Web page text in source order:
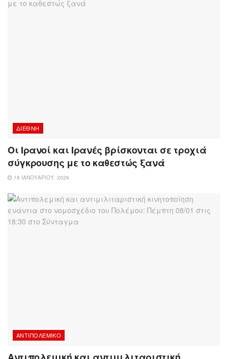
ΔΙΕΘΝΉ
Οι Ιρανοί και Ιρανές βρίσκονται σε τροχιά
σύγκρουσης με το καθεστώς ξανά
18 ΙΑΝΟΥΑΡΊΟΥ, 2026
ΑΝΤΙΠΟΛΕΜΙΚΌ